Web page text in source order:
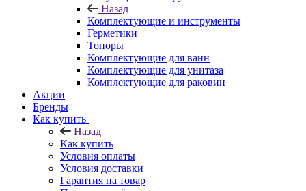
Назад
Комплектующие и инструменты
Герметики
Топоры
Комплектующие для ванн
Комплектующие для унитаза
Комплектующие для раковин
Акции
Бренды
Как купить
Назад
Как купить
Условия оплаты
Условия доставки
Гарантия на товар